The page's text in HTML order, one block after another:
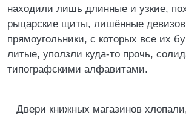
находили лишь длинные и узкие,
рыцарские щиты, лишённые
прямоугольники, с которых все их
литые, уползли куда-то прочь,
типографскими алфавитами.
Двери книжных магазинов